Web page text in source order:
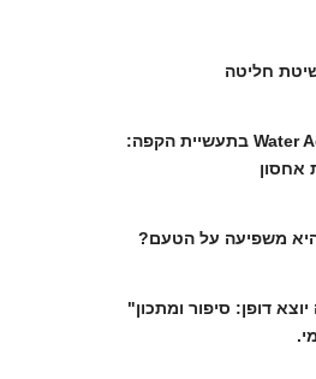
חליטה
הבנת פעילות המים Water Activity בתעשיית הקפה:
אחסון
היא משפיעה על הטעם?
דופן: סיפור ומתכון"